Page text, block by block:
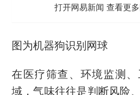
打开网易新闻 查看更
图为机器狗识别网球
在医疗筛查、环境监测
域，气味往往是判断风险